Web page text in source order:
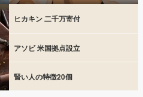
ヒカキン 二千万寄付
アソビ 米国拠点設立
賢い人の特徴20個